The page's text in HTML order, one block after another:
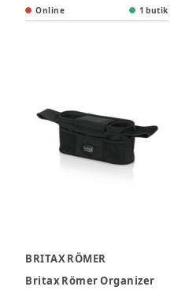
Online 1 butik
BRITAX RÖMER
Britax Römer Organizer